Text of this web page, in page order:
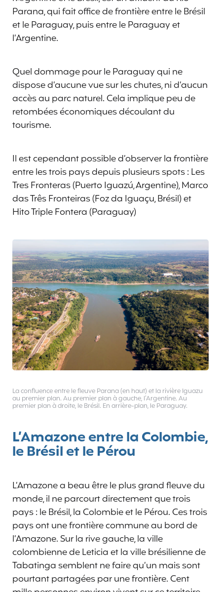
Parana, qui fait office de frontière entre le Brésil
et le Paraguay, puis entre le Paraguay et
l’Argentine.
Quel dommage pour le Paraguay qui ne
dispose d’aucune vue sur les chutes, ni d’aucun
accès au parc naturel. Cela implique peu de
retombées économiques découlant du
tourisme.
Il est cependant possible d’observer la frontière
entre les trois pays depuis plusieurs spots : Les
Tres Fronteras (Puerto Iguazú, Argentine), Marco
das Três Fronteiras (Foz da Iguaçu, Brésil) et
Hito Triple Fontera (Paraguay)
La confluence entre le fleuve Parana (en haut) et la rivière Iguazu
au premier plan. Au premier plan à gauche, l’Argentine. Au
premier plan à droite, le Brésil. En arrière-plan, le Paraguay.
L’Amazone entre la Colombie,
le Brésil et le Pérou
L’Amazone a beau être le plus grand fleuve du
monde, il ne parcourt directement que trois
pays : le Brésil, la Colombie et le Pérou. Ces trois
pays ont une frontière commune au bord de
l’Amazone. Sur la rive gauche, la ville
colombienne de Leticia et la ville brésilienne de
Tabatinga semblent ne faire qu’un mais sont
pourtant partagées par une frontière. Cent